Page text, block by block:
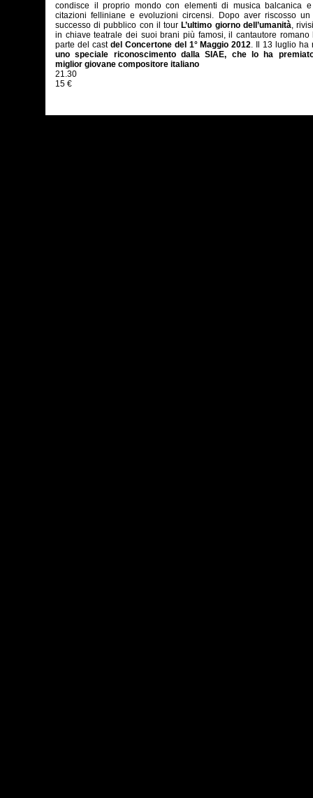
condisce il proprio mondo con elementi di musica balcanica e
citazioni felliniane e evoluzioni circensi. Dopo aver riscosso un
successo di pubblico con il tour L’ultimo giorno dell’umanità,
in chiave teatrale dei suoi brani più famosi, il cantautore romano
parte del cast del Concertone del 1° Maggio 2012. Il 13 luglio ha
uno speciale riconoscimento dalla SIAE, che lo ha
miglior giovane compositore italiano
21.30
15 €